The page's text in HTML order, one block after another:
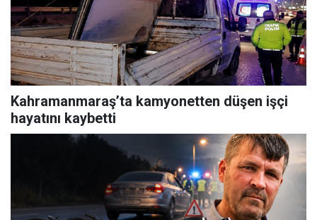
Kahramanmaraş’ta kamyonetten düşen işçi
hayatını kaybetti